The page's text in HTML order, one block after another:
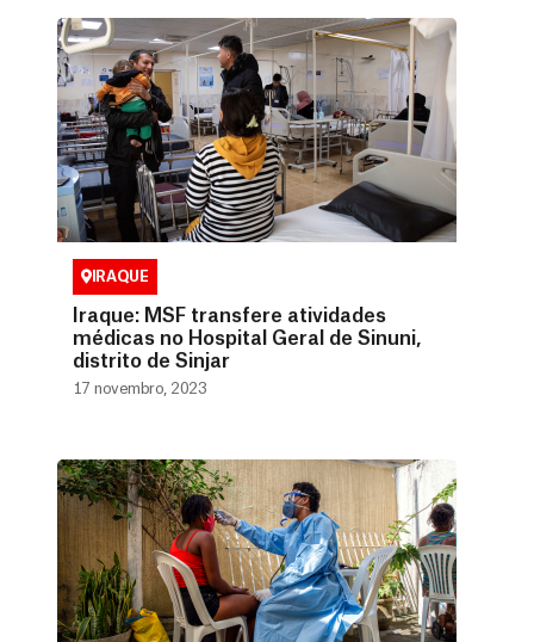
IRAQUE
Iraque: MSF transfere atividades
médicas no Hospital Geral de Sinuni,
distrito de Sinjar
17 novembro, 2023